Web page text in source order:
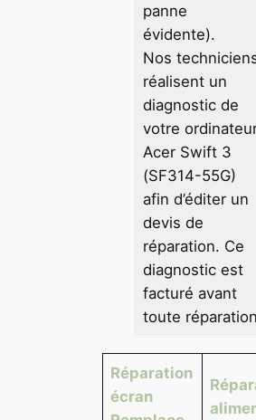
panne
évidente).
Nos
réalisent un
diagnostic de
votre
Acer Swift 3
(SF314-55G)
afin d’éditer un
devis de
réparation. Ce
diagnostic est
facturé avant
toute
Réparation
écran